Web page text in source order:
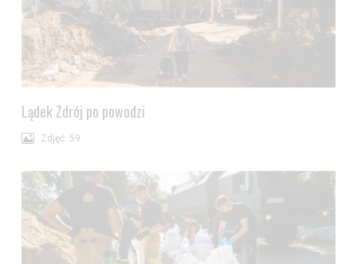
Lądek Zdrój po powodzi
Zdjęć: 59